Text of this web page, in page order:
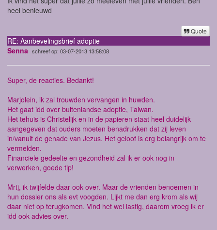
heel benieuwd
Quote
RE: Aanbevelingsbrief adoptie
Senna schreef op: 03-07-2013 13:58:08
Super, de reacties. Bedankt!
Marjolein, ik zal trouwden vervangen in huwden.
Het gaat idd over buitenlandse adoptie, Taiwan.
Het tehuis is Christelijk en in de papieren staat heel duidelijk
aangegeven dat ouders moeten benadrukken dat zij leven
in/vanuit de genade van Jezus. Het geloof is erg belangrijk om te
vermelden.
Financiele gedeelte en gezondheid zal ik er ook nog in
verwerken, goede tip!
Mrtj, ik twijfelde daar ook over. Maar de vrienden benoemen in
hun dossier ons als evt voogden. Lijkt me dan erg krom als wij
daar niet op terugkomen. Vind het wel lastig, daarom vroeg ik er
idd ook advies over.